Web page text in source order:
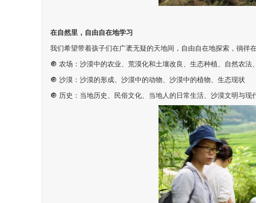
在自然里，自由自在地学习
我们希望带着孩子们在广袤无疑的天地间，自由自在地探索，徜徉
🔘 农场：沙漠中的农业、荒漠化和土壤改良、生态种植、自然农法
🔘 沙漠：沙漠的形成、沙漠中的动物、沙漠中的植物、生态现状
🔘 历史：当地历史、民俗文化、当地人的日常生活、沙漠文明与现